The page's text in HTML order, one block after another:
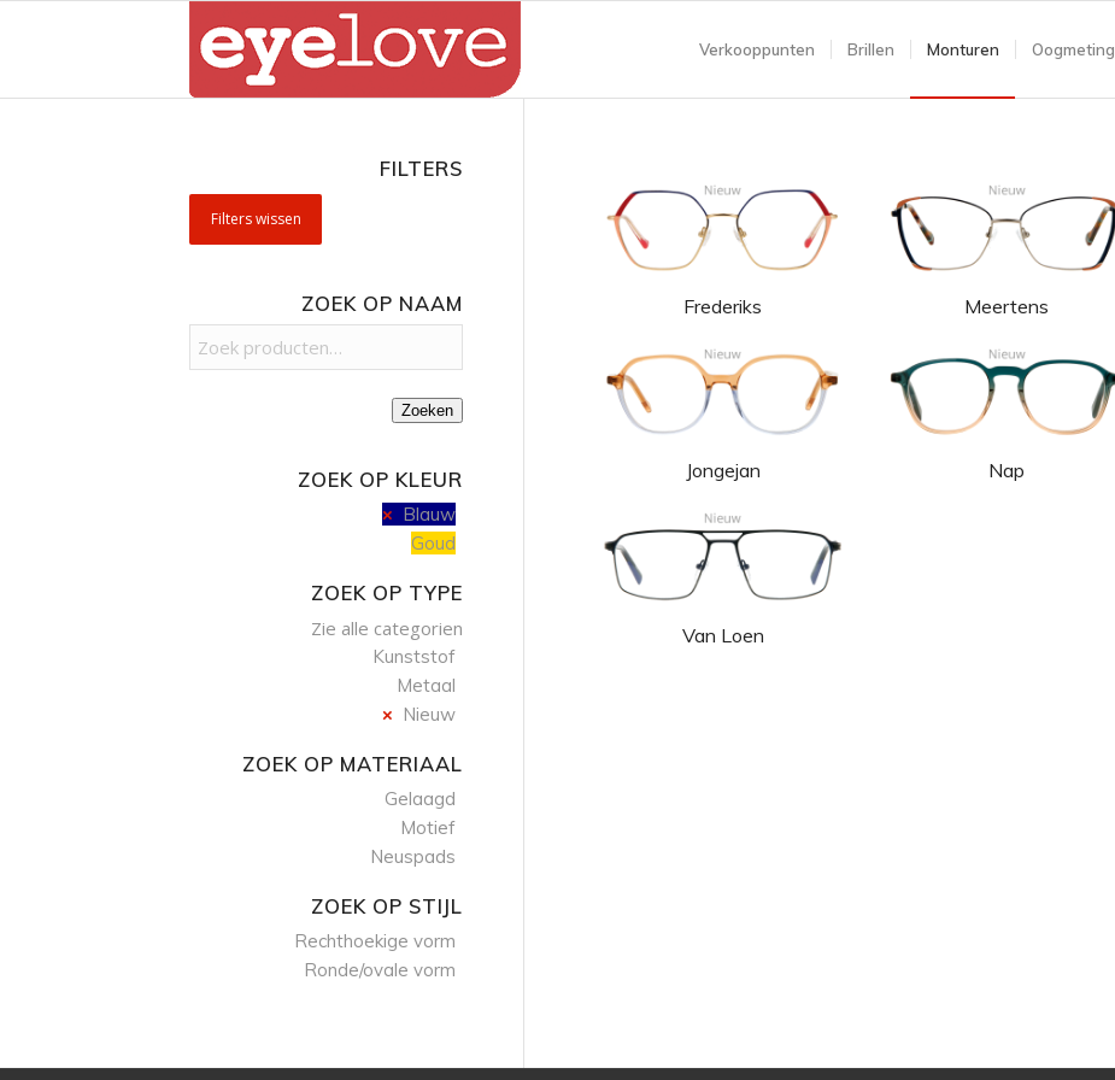
Verkooppunten Brillen Monturen Oogmeting
Frederiks Meertens
Jongejan Nap
Van Loen
FILTERS
Filters wissen
ZOEK OP NAAM
Zoeken
ZOEK OP KLEUR
Blauw
Goud
ZOEK OP TYPE
Zie alle categorien
Kunststof
Metaal
Nieuw
ZOEK OP MATERIAAL
Gelaagd
Motief
Neuspads
ZOEK OP STIJL
Rechthoekige vorm
Ronde/ovale vorm